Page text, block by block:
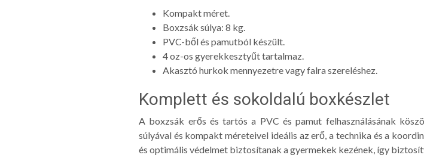
Kompakt méret.
Boxzsák súlya: 8 kg.
PVC-ből és pamutból készült.
4 oz-os gyerekkesztyűt tartalmaz.
Akasztó hurkok mennyezetre vagy falra szereléshez.
Komplett és sokoldalú boxkészlet
A boxzsák erős és tartós a PVC és pamut felhasználásának
súlyával és kompakt méreteivel ideális az erő, a technika és a
és optimális védelmet biztosítanak a gyermekek kezének, így